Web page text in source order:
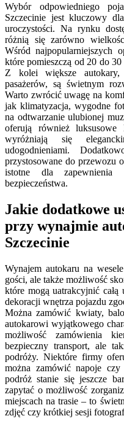
Wybór odpowiedniego
Szczecinie jest kluczowy
uroczystości. Na rynku
różnią się zarówno
Wśród najpopularniejszych
które pomieszczą od 20 do
Z kolei większe
pasażerów, są świetnym
Warto zwrócić uwagę na
jak klimatyzacja, wygodne
na odtwarzanie ulubionej
oferują również
wyróżniają się
udogodnieniami.
przystosowane do przewozu
istotne dla zapewnienia
bezpieczeństwa.
Jakie dodatkowe
przy wynajmie
Szczecinie
Wynajem autokaru na
gości, ale także możliwość
które mogą uatrakcyjnić
dekoracji wnętrza pojazdu
Można zamówić kwiaty,
autokarowi wyjątkowego
możliwość zamówienia
bezpieczny transport, ale
podróży. Niektóre firmy
można zamówić napoje
podróż stanie się jeszcze
zapytać o możliwość
miejscach na trasie – to
zdjęć czy krótkiej sesji